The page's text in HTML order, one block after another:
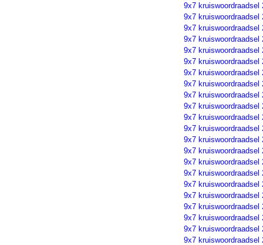
9x7 kruiswoordraadsel
9x7 kruiswoordraadsel
9x7 kruiswoordraadsel
9x7 kruiswoordraadsel
9x7 kruiswoordraadsel
9x7 kruiswoordraadsel
9x7 kruiswoordraadsel
9x7 kruiswoordraadsel
9x7 kruiswoordraadsel
9x7 kruiswoordraadsel
9x7 kruiswoordraadsel
9x7 kruiswoordraadsel
9x7 kruiswoordraadsel
9x7 kruiswoordraadsel
9x7 kruiswoordraadsel
9x7 kruiswoordraadsel
9x7 kruiswoordraadsel
9x7 kruiswoordraadsel
9x7 kruiswoordraadsel
9x7 kruiswoordraadsel
9x7 kruiswoordraadsel
9x7 kruiswoordraadsel